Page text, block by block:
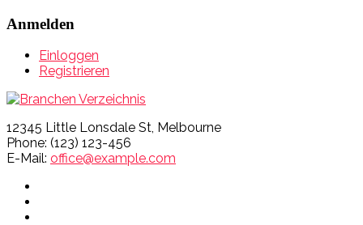
Anmelden
Einloggen
Registrieren
12345 Little Lonsdale St, Melbourne
Phone: (123) 123-456
E-Mail: office@example.com